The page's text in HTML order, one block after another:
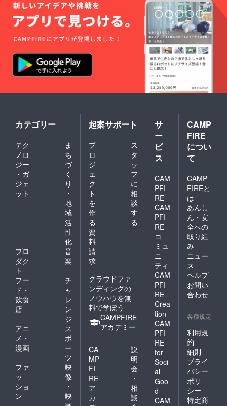
カテゴリー
テク
ノロ
ジー
・ガ
ジェ
ット
ま
ち
づ
く
り
・
地
域
活
性
化
プロ
ダク
ト
音
楽
フー
ド・
飲食
店
チ
ャ
レ
ン
ジ
アニ
メ・
漫画
ス
ポ
ー
ツ
ファ
ッ
ショ
ン
映
像
・
映
起案サポート
プ
ロ
ジ
ェ
ク
ト
を
作
る
ス
タ
ッ
フ
に
相
談
す
る
資
料
請
求
クラウドファ
ンディングの
ノウハウを無
料で学ぼう
CAMPFIRE
アカデミー
CA
MP
FI
RE
ア
カ
説
明
会
・
相
談
サ
ー
ビ
ス
CAM
PFI
RE
CAM
PFI
RE
コ
ミュ
ニ
ティ
CAM
PFI
RE
Crea
tion
CAM
PFI
RE
for
Soci
al
Goo
d
CAM
CAMP
FIRE
につい
て
CAMP
FIREと
は
あんし
ん・安
全への
取り組
み
ニュー
ス
ヘルプ
お問い
合わせ
各種規定
利用規
約
細則
プライ
バシー
ポリ
シー
特定商